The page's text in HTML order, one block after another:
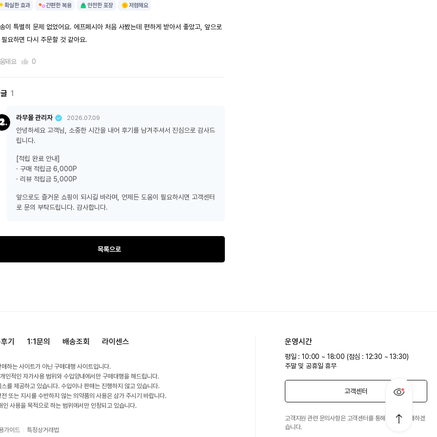
확실한 효과 간편한 복용 안전한 포장 저렴해요
이 특별히 문제 없었어요. 에프페시아 처음 사봤는데 편하게 받아서 좋았고, 앞으로
필요하면 다시 주문할 것 같아요.
돼요 0
1
라무몰 관리자 2026.07.09
안녕하세요 고객님, 소중한 시간을 내어 후기를 남겨주셔서 진심으로 감사드
립니다.
[적립 완료 안내]
· 구매 적립금 6,000P
· 리뷰 적립금 5,000P
앞으로도 즐거운 쇼핑이 되시길 바라며, 언제든 도움이 필요하시면 고객센터
로 문의 부탁드립니다. 감사합니다.
목록으로
기 1:1문의 배송조회 라이센스
하는 사이트가 아닌 구매대행 사이트입니다.
인적인 자가사용 범위와 수입양내에서만 구매대행을 해드립니다.
를 제공하고 있습니다. 수입이나 판매는 진행하지 않고 있습니다.
또는 지시를 수반하지 않는 의약품의 사용은 삼가 주시기 바랍니다.
사용을 목적으로 하는 범위에서만 인정되고 있습니다.
가이드 특정상거래법
운영시간
평일 : 10:00 ~ 18:00 (점심 : 12:30 ~ 13:30)
주말 및 공휴일 휴무
고객센터
고객지원 관련 문의사항은 고객센터를 통해 친절히 안내하겠
습니다.